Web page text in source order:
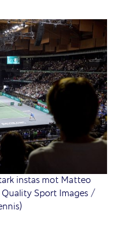
instas mot Matteo
Sport Images /